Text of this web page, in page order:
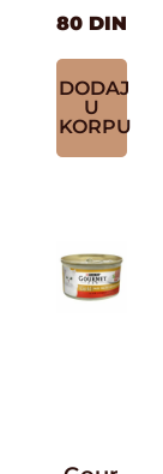
80 DIN
DODAJ
U
KORPU